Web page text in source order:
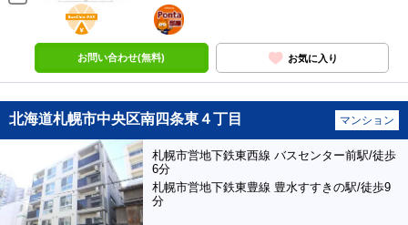
BunChinPAY
ポンタ
部屋
お問い合わせ(無料) お気に入り
北海道札幌市中央区南四条東４丁目 マンション
札幌市営地下鉄東西線 バスセンター前駅/徒歩
6分
札幌市営地下鉄東豊線 豊水すすきの駅/徒歩9
分